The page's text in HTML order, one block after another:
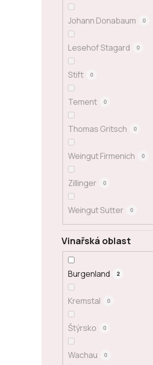
Johann Donabaum 0
Lesehof Stagard 0
Stift 0
Tement 0
Thomas Gritsch 0
Weingut Firmenich 0
Zillinger 0
Weingut Sutter 0
Vinařská oblast
Burgenland 2
Kremstal 0
Štýrsko 0
Wachau 0